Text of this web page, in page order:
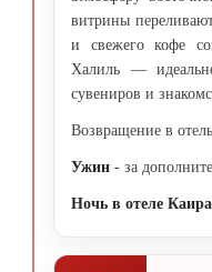
витрины
и свежего кофе
Халиль —
сувениров и
Возвращение в отель.
Ужин - за
Ночь в отеле